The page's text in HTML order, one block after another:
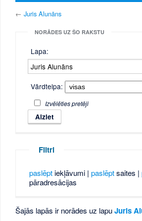
←Juris Alunāns
NORĀDES UZ ŠO RAKSTU
Lapa:
Vārdtelpa:
Izvēlēties pretēji
Filtri
paslēptiekļāvumi | paslēptsaites |
pāradresācijas
Šajās lapās ir norādes uz lapuJuris